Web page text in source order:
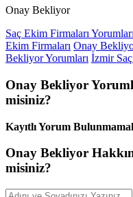
Onay Bekliyor
Saç Ekim Firmaları Yorumları
Ekim Firmaları Onay
Bekliyor Yorumları İzmir
Onay Bekliyor
misiniz?
Kayıtlı Yorum
Onay Bekliyor
misiniz?